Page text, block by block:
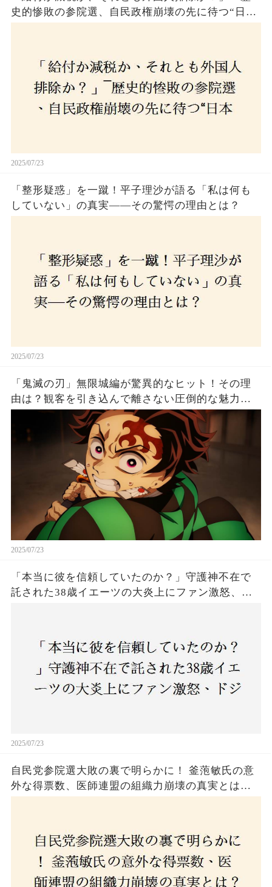
史的惨敗の参院選、自民政権崩壊の先に待つ“日本
2025/07/23
「整形疑惑」を一蹴！平子理沙が語る「私は何も
していない」の真実——その驚愕の理由とは？
2025/07/23
「鬼滅の刃」無限城編が驚異的なヒット！その理
由は？観客を引き込んで離さない圧倒的な魅力と
2025/07/23
「本当に彼を信頼していたのか？」守護神不在で
託された38歳イエーツの大炎上にファン激怒、ド
2025/07/23
自民党参院選大敗の裏で明らかに！ 釜萢敏氏の意
外な得票数、医師連盟の組織力崩壊の真実とは？